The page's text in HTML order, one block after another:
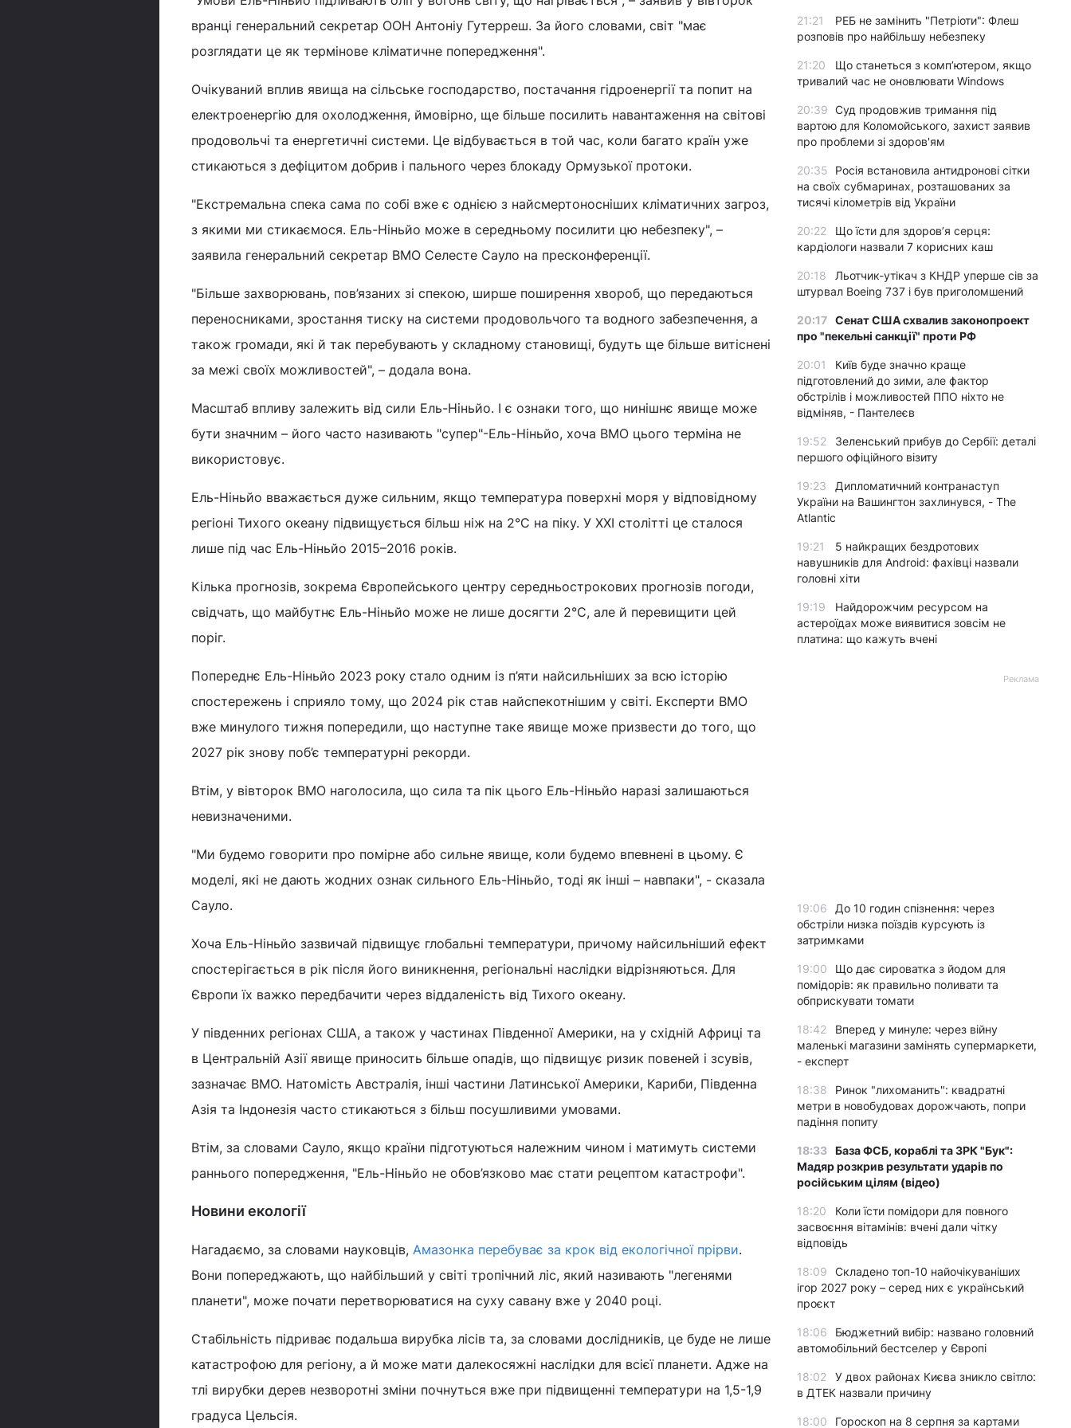
вранці генеральний секретар ООН Антоніу Гутерреш. За його словами, світ "має
розглядати це як термінове кліматичне попередження".
Очікуваний вплив явища на сільське господарство, постачання гідроенергії та попит на
електроенергію для охолодження, ймовірно, ще більше посилить навантаження на світові
продовольчі та енергетичні системи. Це відбувається в той час, коли багато країн уже
стикаються з дефіцитом добрив і пального через блокаду Ормузької протоки.
"Екстремальна спека сама по собі вже є однією з найсмертоносніших кліматичних загроз,
з якими ми стикаємося. Ель-Ніньйо може в середньому посилити цю небезпеку", –
заявила генеральний секретар ВМО Селесте Сауло на пресконференції.
"Більше захворювань, пов’язаних зі спекою, ширше поширення хвороб, що передаються
переносниками, зростання тиску на системи продовольчого та водного забезпечення, а
також громади, які й так перебувають у складному становищі, будуть ще більше витіснені
за межі своїх можливостей", – додала вона.
Масштаб впливу залежить від сили Ель-Ніньйо. І є ознаки того, що нинішнє явище може
бути значним – його часто називають "супер"-Ель-Ніньйо, хоча ВМО цього терміна не
використовує.
Ель-Ніньйо вважається дуже сильним, якщо температура поверхні моря у відповідному
регіоні Тихого океану підвищується більш ніж на 2°C на піку. У XXI столітті це сталося
лише під час Ель-Ніньйо 2015–2016 років.
Кілька прогнозів, зокрема Європейського центру середньострокових прогнозів погоди,
свідчать, що майбутнє Ель-Ніньйо може не лише досягти 2°C, але й перевищити цей
поріг.
Попереднє Ель-Ніньйо 2023 року стало одним із п’яти найсильніших за всю історію
спостережень і сприяло тому, що 2024 рік став найспекотнішим у світі. Експерти ВМО
вже минулого тижня попередили, що наступне таке явище може призвести до того, що
2027 рік знову поб’є температурні рекорди.
Втім, у вівторок ВМО наголосила, що сила та пік цього Ель-Ніньйо наразі залишаються
невизначеними.
"Ми будемо говорити про помірне або сильне явище, коли будемо впевнені в цьому. Є
моделі, які не дають жодних ознак сильного Ель-Ніньйо, тоді як інші – навпаки", - сказала
Сауло.
Хоча Ель-Ніньйо зазвичай підвищує глобальні температури, причому найсильніший ефект
спостерігається в рік після його виникнення, регіональні наслідки відрізняються. Для
Європи їх важко передбачити через віддаленість від Тихого океану.
У південних регіонах США, а також у частинах Південної Америки, на у східній Африці та
в Центральній Азії явище приносить більше опадів, що підвищує ризик повеней і зсувів,
зазначає ВМО. Натомість Австралія, інші частини Латинської Америки, Кариби, Південна
Азія та Індонезія часто стикаються з більш посушливими умовами.
Втім, за словами Сауло, якщо країни підготуються належним чином і матимуть системи
раннього попередження, "Ель-Ніньйо не обов’язково має стати рецептом катастрофи".
Новини екології
Нагадаємо, за словами науковців, Амазонка перебуває за крок від екологічної прірви.
Вони попереджають, що найбільший у світі тропічний ліс, який називають "легенями
планети", може почати перетворюватися на суху савану вже у 2040 році.
Стабільність підриває подальша вирубка лісів та, за словами дослідників, це буде не лише
катастрофою для регіону, а й може мати далекосяжні наслідки для всієї планети. Адже на
тлі вирубки дерев незворотні зміни почнуться вже при підвищенні температури на 1,5-1,9
градуса Цельсія.
21:21
РЕБ не замінить "Петріоти": Флеш
розповів про найбільшу небезпеку
21:20
Що станеться з комп’ютером, якщо
тривалий час не оновлювати Windows
20:39 Суд продовжив тримання під
вартою для Коломойського, захист заявив
про проблеми зі здоров'ям
20:35
Росія встановила антидронові сітки
на своїх субмаринах, розташованих за
тисячі кілометрів від України
20:22
Що їсти для здоров’я серця:
кардіологи назвали 7 корисних каш
20:18
Льотчик-утікач з КНДР уперше сів за
штурвал Boeing 737 і був приголомшений
20:17 Сенат США схвалив законопроект
про "пекельні санкції" проти РФ
20:01
Київ буде значно краще
підготовлений до зими, але фактор
обстрілів і можливостей ППО ніхто не
відміняв, - Пантелеєв
19:52
Зеленський прибув до Сербії: деталі
першого офіційного візиту
19:23
Дипломатичний контранаступ
України на Вашингтон захлинувся, - The
Atlantic
19:21
5 найкращих бездротових
навушників для Android: фахівці назвали
головні хіти
19:19
Найдорожчим ресурсом на
астероїдах може виявитися зовсім не
платина: що кажуть вчені
Реклама
19:06
До 10 годин спізнення: через
обстріли низка поїздів курсують із
затримками
19:00
Що дає сироватка з йодом для
помідорів: як правильно поливати та
обприскувати томати
18:42
Вперед у минуле: через війну
маленькі магазини замінять супермаркети,
- експерт
18:38
Ринок "лихоманить": квадратні
метри в новобудовах дорожчають, попри
падіння попиту
18:33 База ФСБ, кораблі та ЗРК "Бук":
Мадяр розкрив результати ударів по
російським цілям (відео)
18:20
Коли їсти помідори для повного
засвоєння вітамінів: вчені дали чітку
відповідь
18:09
Складено топ-10 найочікуваніших
ігор 2027 року – серед них є український
проєкт
18:06
Бюджетний вибір: названо головний
автомобільний бестселер у Європі
18:02
У двох районах Києва зникло світло:
в ДТЕК назвали причину
18:00 Гороскоп на 8 серпня за картами